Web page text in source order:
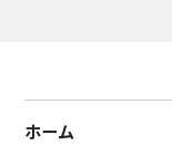
ホーム